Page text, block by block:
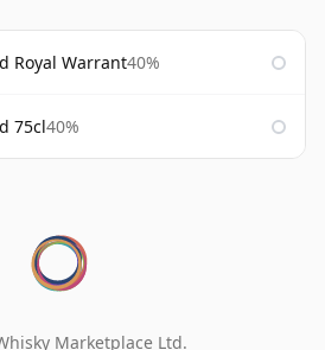
Royal Warrant40%
75cl40%
Marketplace Ltd.